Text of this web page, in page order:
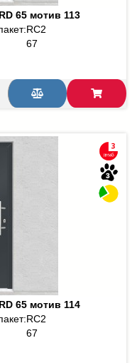
65 мотив 113
RC2
67
65 мотив 114
RC2
67